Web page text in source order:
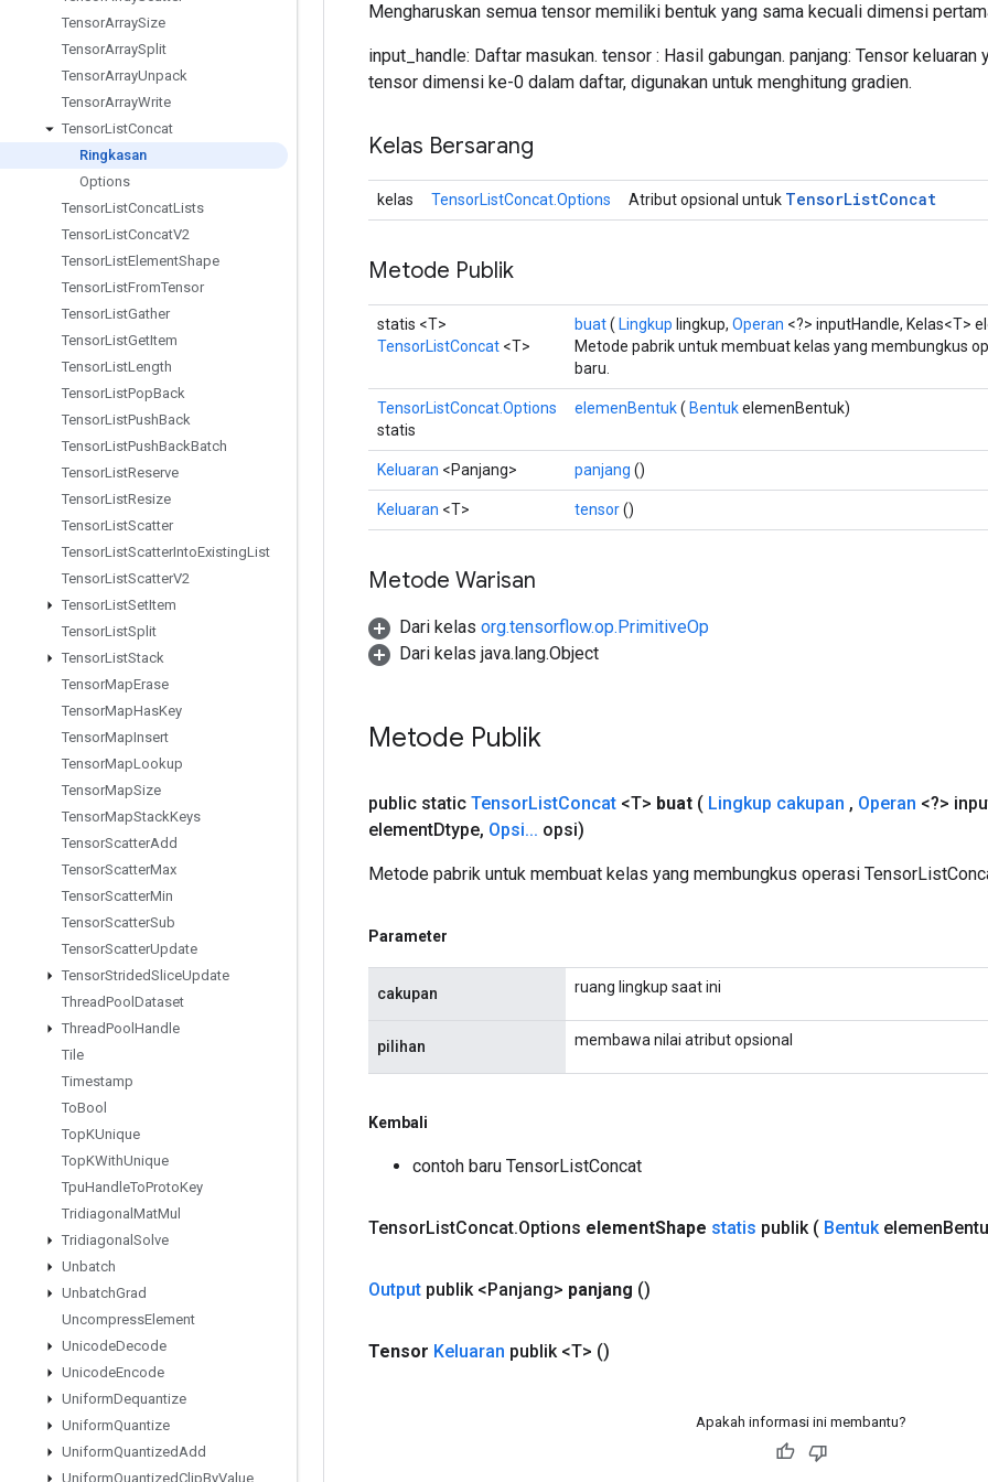
TensorArraySize
TensorArraySplit
TensorArrayUnpack
TensorArrayWrite
TensorListConcat
Ringkasan
Options
TensorListConcatLists
TensorListConcatV2
TensorListElementShape
TensorListFromTensor
TensorListGather
TensorListGetItem
TensorListLength
TensorListPopBack
TensorListPushBack
TensorListPushBackBatch
TensorListReserve
TensorListResize
TensorListScatter
TensorListScatterIntoExistingList
TensorListScatterV2
TensorListSetItem
TensorListSplit
TensorListStack
TensorMapErase
TensorMapHasKey
TensorMapInsert
TensorMapLookup
TensorMapSize
TensorMapStackKeys
TensorScatterAdd
TensorScatterMax
TensorScatterMin
TensorScatterSub
TensorScatterUpdate
TensorStridedSliceUpdate
ThreadPool Dataset
ThreadPool Handle
Tile
Timestamp
ToBool
TopKUnique
TopKWithUnique
TpuHandleToProtoKey
Tridiagonal MatMul
Tridiagonal Solve
Unbatch
UnbatchGrad
UncompressElement
UnicodeDecode
UnicodeEncode
UniformDequantize
UniformQuantize
UniformQuantizedAdd
UniformQuantizedClipByValue
Mengharuskan semua tensor memiliki bentuk yang sama kecuali dimensi
input_handle: Daftar masukan. tensor : Hasil gabungan. panjang: Tensor keluaran
tensor dimensi ke-0 dalam daftar, digunakan untuk menghitung gradien.
Kelas Bersarang
kelas TensorListConcat.Options Atribut opsional untuk TensorListConcat
Metode Publik
statis <T>
TensorListConcat <T>
buat( Lingkup lingkup, Operan <?> inputHandle, Kelas<T>
Metode pabrik untuk membuat kelas yang membungkus
baru.
TensorListConcat.Options
statis
elemenBentuk( BentukelemenBentuk)
Keluaran <Panjang> panjang ()
Keluaran <T> tensor()
Metode Warisan
Dari kelas org.tensorflow.op.PrimitiveOp
Dari kelas java.lang.Object
Metode Publik
public static TensorListConcat <T> buat ( Lingkup cakupan , Operan <?>
elementDtype, Opsi... opsi)
Metode pabrik untuk membuat kelas yang membungkus operasi
Parameter
cakupan ruang lingkup saat ini
pilihan membawa nilai atribut opsional
Kembali
contoh baru TensorListConcat
TensorListConcat.Options elementShape statis publik ( Bentukelemen
Output publik <Panjang> panjang ()
Tensor Keluaran publik <T> ()
Apakah informasi ini membantu?